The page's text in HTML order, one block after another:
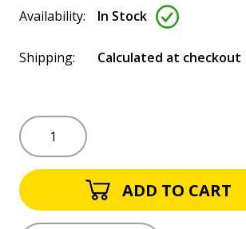
Availability: In Stock
Shipping: Calculated at checkout